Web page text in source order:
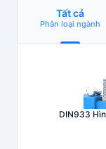
Tất cả
Phân loại ngành
DIN933